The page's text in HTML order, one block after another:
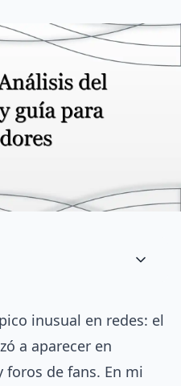
inusual en redes: el
a aparecer en
foros de fans. En mi